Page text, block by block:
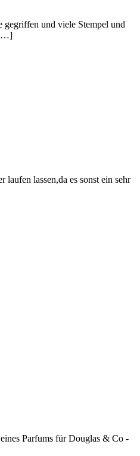
und viele Stempel und
[…]
lassen,da es sonst ein sehr
Parfums für Douglas & Co -